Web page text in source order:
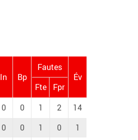
In Bp
Fautes
Fte
Fpr
Év
0 0 1 2
14
0 0 1 0
1